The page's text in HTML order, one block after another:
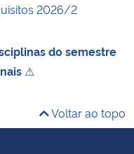
2026/2
do semestre
⚠
Voltar ao topo